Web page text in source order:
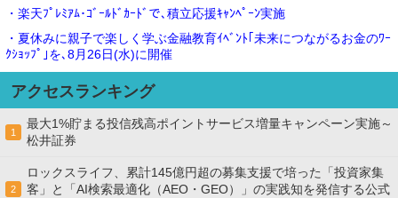
・楽天ﾌﾟﾚﾐｱﾑ･ｺﾞｰﾙﾄﾞｶｰﾄﾞで､積立応援ｷｬﾝﾍﾟｰﾝ実施
・夏休みに親子で楽しく学ぶ金融教育ｲﾍﾞﾝﾄ｢未来につながるお金のﾜｰ
ｸｼｮｯﾌﾟ｣を､8月26日(水)に開催
アクセスランキング
1
最大1%貯まる投信残高ポイントサービス増量キャンペーン実施～
松井証券
2
ロックスライフ、累計145億円超の募集支援で培った「投資家集
客」と「AI検索最適化（AEO・GEO）」の実践知を発信する公式